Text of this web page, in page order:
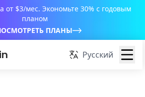
от $3/мес. Экономьте 30% с годовым
планом
ПЛАНЫ
Русский